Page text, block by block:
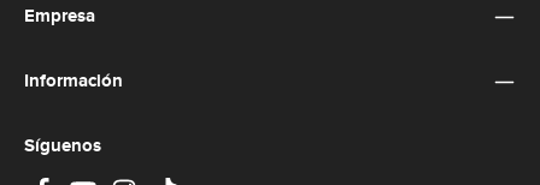
Empresa
Información
Síguenos